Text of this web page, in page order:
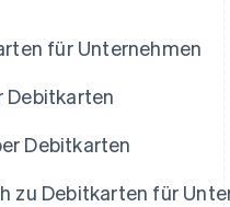
für Unternehmen
Debitkarten
Debitkarten
zu Debitkarten für